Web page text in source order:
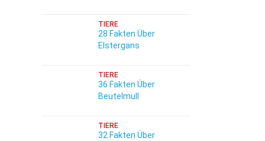
TIERE
28 Fakten Über
Elstergans
TIERE
36 Fakten Über
Beutelmull
TIERE
32 Fakten Über